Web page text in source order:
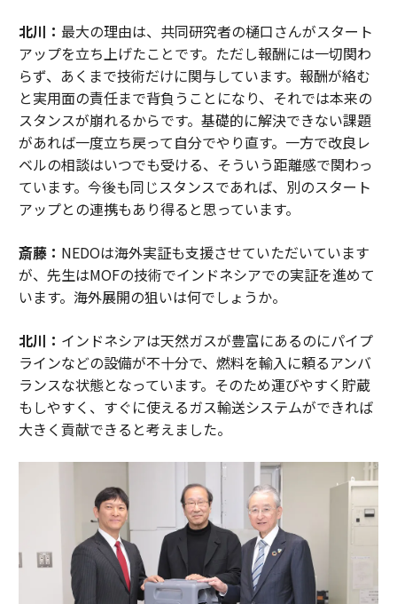
北川： 最大の理由は、共同研究者の樋口さんがスタート
アップを立ち上げたことです。ただし報酬には一切関わ
らず、あくまで技術だけに関与しています。報酬が絡む
と実用面の責任まで背負うことになり、それでは本来の
スタンスが崩れるからです。基礎的に解決できない課題
があれば一度立ち戻って自分でやり直す。一方で改良レ
ベルの相談はいつでも受ける、そういう距離感で関わっ
ています。今後も同じスタンスであれば、別のスタート
アップとの連携もあり得ると思っています。
斎藤： NEDOは海外実証も支援させていただいています
が、先生はMOFの技術でインドネシアでの実証を進めて
います。海外展開の狙いは何でしょうか。
北川： インドネシアは天然ガスが豊富にあるのにパイプ
ラインなどの設備が不十分で、燃料を輸入に頼るアンバ
ランスな状態となっています。そのため運びやすく貯蔵
もしやすく、すぐに使えるガス輸送システムができれば
大きく貢献できると考えました。